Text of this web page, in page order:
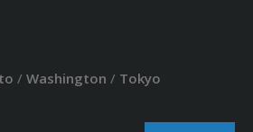
/ Washington / Tokyo